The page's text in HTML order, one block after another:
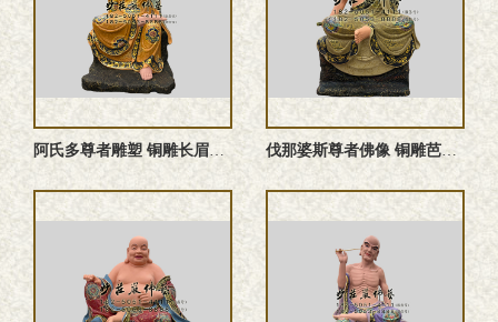
阿氏多尊者雕塑 铜雕长眉罗汉佛像 伐那婆斯尊者佛像 铜雕芭蕉罗汉塑像